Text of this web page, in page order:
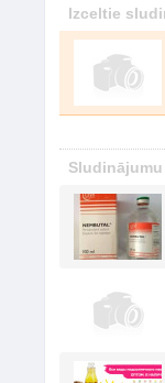
Izceltie
Sludinājumu